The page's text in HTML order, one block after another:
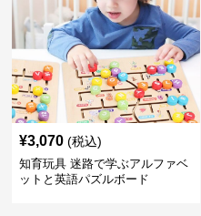
¥3,070 (税込)
知育玩具 迷路で学ぶアルファベ
ットと英語パズルボード